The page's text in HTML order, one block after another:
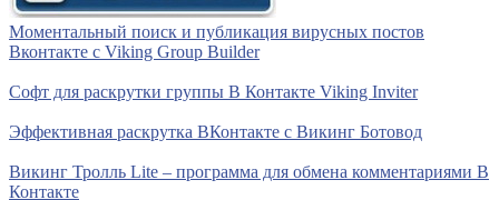
Моментальный поиск и публикация вирусных постов
Вконтакте с Viking Group Builder
Софт для раскрутки группы В Контакте Viking Inviter
Эффективная раскрутка ВКонтакте с Викинг Ботовод
Викинг Тролль Lite – программа для обмена комментариями В
Контакте